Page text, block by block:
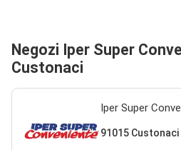
Negozi Iper Super
Custonaci
Iper Super
91015 Custonaci